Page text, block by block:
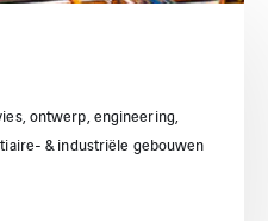
ontwerp, engineering,
& industriële gebouwen